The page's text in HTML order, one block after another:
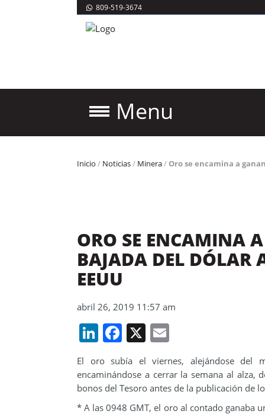
809-519-3674
Menu
Inicio / Noticias/ Minera/Oro se encamina a
ORO SE ENCAMINA
BAJADA DEL DÓLAR
EEUU
abril 26, 2019 11:57 am
LinkedIn
Facebook
X
El oro subía el viernes, alejándose del
encaminándose a cerrar la semana al alza,
bonos del Tesoro antes de la publicación de
* A las 0948 GMT, el oro al contado ganaba